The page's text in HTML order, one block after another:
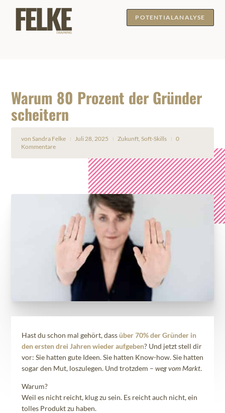
POTENTIALANALYSE
Warum 80 Prozent der Gründer
scheitern
vonSandra Felke Juli 28, 2025 Zukunft,Soft-Skills
0
Kommentare
Hast du schon mal gehört, dassüber 70% der Gründer in
den ersten drei Jahren wieder aufgeben? Und jetzt stell dir
vor: Sie hatten gute Ideen. Sie hatten Know-how. Sie hatten
sogar den Mut, loszulegen. Und trotzdem – weg vom Markt.
Warum?
Weil es nicht reicht, klug zu sein. Es reicht auch nicht, ein
tolles Produkt zu haben.